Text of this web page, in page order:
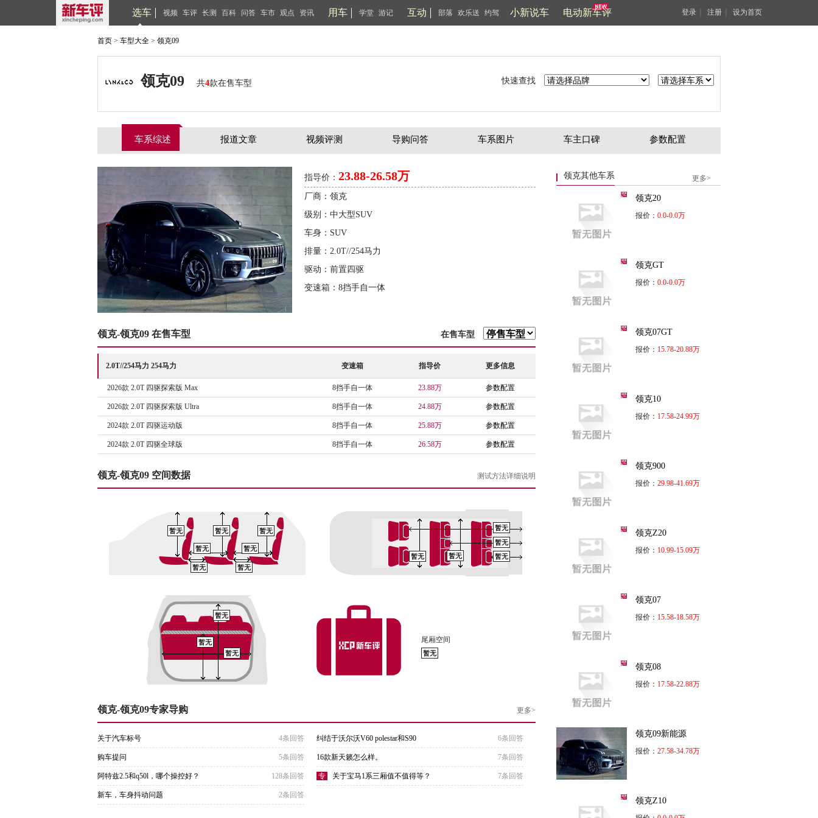
选车 视频 车评 长测 百科 问答 车市 观点 资讯 用车 学堂 游记 互动 部落 欢乐送 约驾 小新说车 电动新车评 登录 注册 设为首页
首页 > 车型大全 > 领克09
领克09 共4款在售车型 快速查找
车系综述 报道文章 视频评测 导购问答 车系图片 车主口碑 参数配置
指导价： 23.88-26.58万
厂商：领克
级别：中大型SUV
车身：SUV
排量：2.0T//254马力
驱动：前置四驱
变速箱：8挡手自一体
在售车型
领克-领克09 在售车型
2.0T//254马力 254马力 变速箱 指导价 更多信息
2026款 2.0T 四驱探索版 Max 8挡手自一体 23.88万 参数配置
2026款 2.0T 四驱探索版 Ultra 8挡手自一体 24.88万 参数配置
2024款 2.0T 四驱运动版 8挡手自一体 25.88万 参数配置
2024款 2.0T 四驱全球版 8挡手自一体 26.58万 参数配置
测试方法详细说明
领克-领克09 空间数据
暂无 暂无 暂无
暂无
暂无 暂无
暂无
暂无
暂无
暂无
暂无
暂无
暂无
暂无
暂无
尾厢空间
暂无
更多>
领克-领克09专家导购
4条回答
关于汽车标号 6条回答
纠结于沃尔沃V60 polestar和S90
5条回答
购车提问 7条回答
16款新天籁怎么样。
128条回答
阿特兹2.5和q50l，哪个操控好？ 7条回答
专 关于宝马1系三厢值不值得等？
2条回答
新车，车身抖动问题
领克其他车系 更多>
领克20
报价： 0.0-0.0万
领克GT
报价： 0.0-0.0万
领克07GT
报价： 15.78-20.88万
领克10
报价： 17.58-24.99万
领克900
报价： 29.98-41.69万
领克Z20
报价： 10.99-15.09万
领克07
报价： 15.58-18.58万
领克08
报价： 17.58-22.88万
领克09新能源
报价： 27.58-34.78万
领克Z10